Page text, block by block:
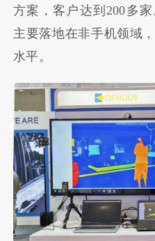
方案，客户达到200多
主要落地在非手机领域
水平。